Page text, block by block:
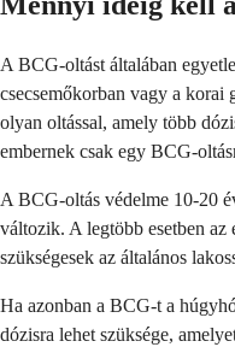
A BCG-oltást általában
csecsemőkorban vagy a korai
olyan oltással, amely több
embernek csak egy BCG-
A BCG-oltás védelme 10-20
változik. A legtöbb esetben
szükségesek az általános
Ha azonban a BCG-t a
dózisra lehet szüksége,